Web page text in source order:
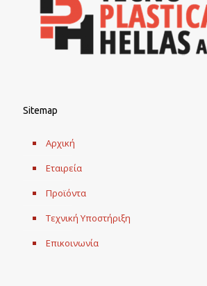
Sitemap
Αρχική
Εταιρεία
Προϊόντα
Τεχνική Υποστήριξη
Επικοινωνία